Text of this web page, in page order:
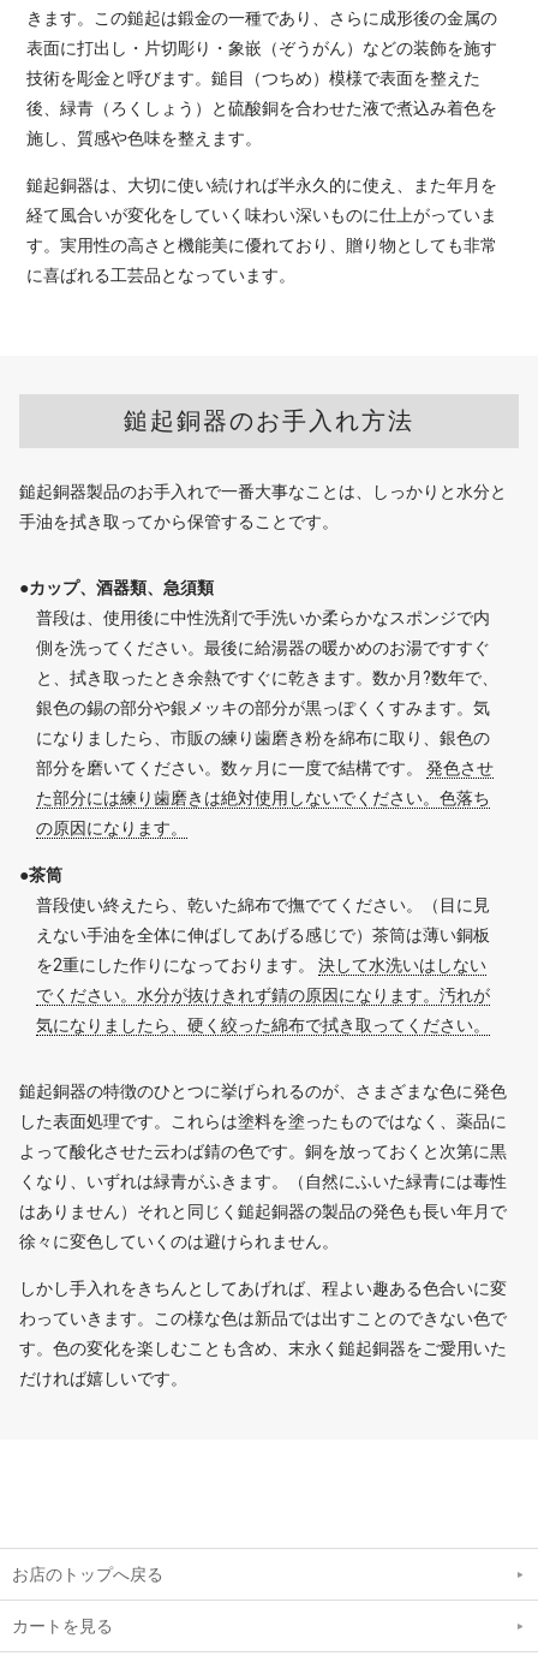
きます。この鎚起は鍛金の一種であり、さらに成形後の金属の
表面に打出し・片切彫り・象嵌（ぞうがん）などの装飾を施す
技術を彫金と呼びます。鎚目（つちめ）模様で表面を整えた
後、緑青（ろくしょう）と硫酸銅を合わせた液で煮込み着色を
施し、質感や色味を整えます。
鎚起銅器は、大切に使い続ければ半永久的に使え、また年月を
経て風合いが変化をしていく味わい深いものに仕上がっていま
す。実用性の高さと機能美に優れており、贈り物としても非常
に喜ばれる工芸品となっています。
鎚起銅器のお手入れ方法
鎚起銅器製品のお手入れで一番大事なことは、しっかりと水分と
手油を拭き取ってから保管することです。
●カップ、酒器類、急須類
普段は、使用後に中性洗剤で手洗いか柔らかなスポンジで内
側を洗ってください。最後に給湯器の暖かめのお湯ですすぐ
と、拭き取ったとき余熱ですぐに乾きます。数か月?数年で、
銀色の錫の部分や銀メッキの部分が黒っぽくくすみます。気
になりましたら、市販の練り歯磨き粉を綿布に取り、銀色の
部分を磨いてください。数ヶ月に一度で結構です。 発色させ
た部分には練り歯磨きは絶対使用しないでください。色落ち
の原因になります。
●茶筒
普段使い終えたら、乾いた綿布で撫でてください。（目に見
えない手油を全体に伸ばしてあげる感じで）茶筒は薄い銅板
を2重にした作りになっております。 決して水洗いはしない
でください。水分が抜けきれず錆の原因になります。汚れが
気になりましたら、硬く絞った綿布で拭き取ってください。
鎚起銅器の特徴のひとつに挙げられるのが、さまざまな色に発色
した表面処理です。これらは塗料を塗ったものではなく、薬品に
よって酸化させた云わば錆の色です。銅を放っておくと次第に黒
くなり、いずれは緑青がふきます。（自然にふいた緑青には毒性
はありません）それと同じく鎚起銅器の製品の発色も長い年月で
徐々に変色していくのは避けられません。
しかし手入れをきちんとしてあげれば、程よい趣ある色合いに変
わっていきます。この様な色は新品では出すことのできない色で
す。色の変化を楽しむことも含め、末永く鎚起銅器をご愛用いた
だければ嬉しいです。
お店のトップへ戻る
カートを見る